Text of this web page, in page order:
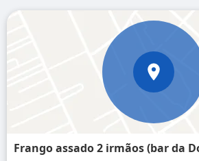
Frango assado 2 irmãos (bar da